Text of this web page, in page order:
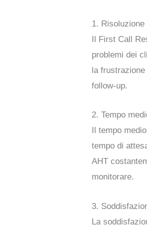
1.
Il First Call
problemi dei
la
follow-up.
2. Tempo
Il tempo
tempo di
AHT
monitorare.
3.
La